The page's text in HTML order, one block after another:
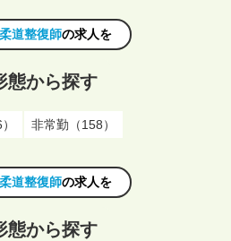
柔道整復師の求人を
態から探す
非常勤（158）
柔道整復師の求人を
態から探す